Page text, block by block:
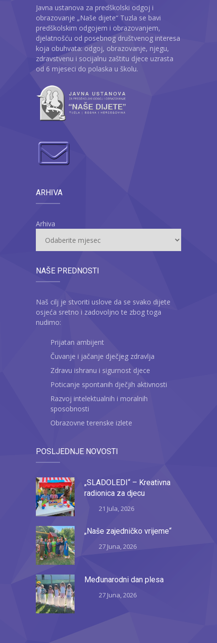
Javna ustanova za predškolski odgoj i
obrazovanje „Naše dijete“ Tuzla se bavi
predškolskim odgojem i obrazovanjem,
djelatnošću od posebnog društvenog interesa
koja obuhvata: odgoj, obrazovanje, njegu,
zdravstvenu i socijalnu zaštitu djece uzrasta
od 6 mjeseci do polaska u školu.
ARHIVA
Arhiva
NAŠE PREDNOSTI
Naš cilj je stvoriti uslove da se svako dijete
osjeća sretno i zadovoljno te zbog toga
nudimo:
Prijatan ambijent
Čuvanje i jačanje dječjeg zdravlja
Zdravu ishranu i sigurnost djece
Poticanje spontanih dječjih aktivnosti
Razvoj intelektualnih i moralnih
sposobnosti
Obrazovne terenske izlete
POSLJEDNJE NOVOSTI
„SLADOLEDI“ – Kreativna
radionica za djecu
21 Jula, 2026
„Naše zajedničko vrijeme“
27 Juna, 2026
Međunarodni dan plesa
27 Juna, 2026